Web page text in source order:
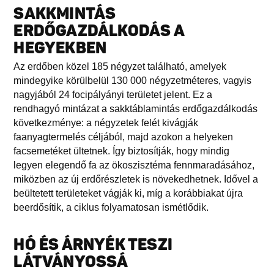
SAKKMINTÁS
ERDŐGAZDÁLKODÁS A
HEGYEKBEN
Az erdőben közel 185 négyzet található, amelyek
mindegyike körülbelül 130 000 négyzetméteres, vagyis
nagyjából 24 focipályányi területet jelent. Ez a
rendhagyó mintázat a sakktáblamintás erdőgazdálkodás
következménye: a négyzetek felét kivágják
faanyagtermelés céljából, majd azokon a helyeken
facsemetéket ültetnek. Így biztosítják, hogy mindig
legyen elegendő fa az ökoszisztéma fennmaradásához,
miközben az új erdőrészletek is növekedhetnek. Idővel a
beültetett területeket vágják ki, míg a korábbiakat újra
beerdősítik, a ciklus folyamatosan ismétlődik.
HÓ ÉS ÁRNYÉK TESZI
LÁTVÁNYOSSÁ